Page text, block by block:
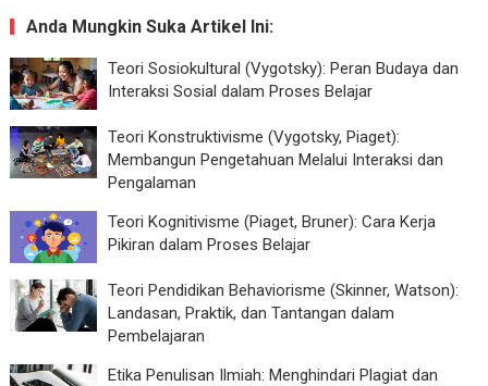
Anda Mungkin Suka Artikel Ini:
Teori Sosiokultural (Vygotsky): Peran Budaya dan
Interaksi Sosial dalam Proses Belajar
Teori Konstruktivisme (Vygotsky, Piaget):
Membangun Pengetahuan Melalui Interaksi dan
Pengalaman
Teori Kognitivisme (Piaget, Bruner): Cara Kerja
Pikiran dalam Proses Belajar
Teori Pendidikan Behaviorisme (Skinner, Watson):
Landasan, Praktik, dan Tantangan dalam
Pembelajaran
Etika Penulisan Ilmiah: Menghindari Plagiat dan